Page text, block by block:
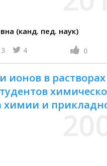
(канд. пед. наук)
3 4 0
в растворах
химии и